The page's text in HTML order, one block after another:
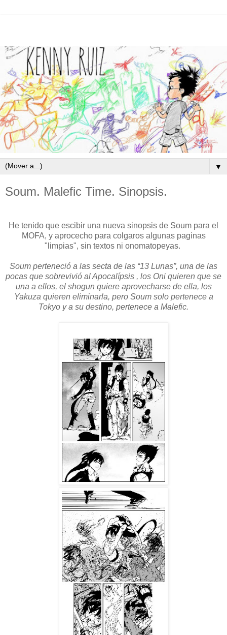
▼
Soum. Malefic Time. Sinopsis.
He tenido que escibir una nueva sinopsis de Soum para el
MOFA, y aprocecho para colgaros algunas paginas
"limpias", sin textos ni onomatopeyas.
Soum perteneció a las secta de las “13 Lunas”, una de las
pocas que sobrevivió al Apocalípsis , los Oni quieren que se
una a ellos, el shogun quiere aprovecharse de ella, los
Yakuza quieren eliminarla, pero Soum solo pertenece a
Tokyo y a su destino, pertenece a Malefic.